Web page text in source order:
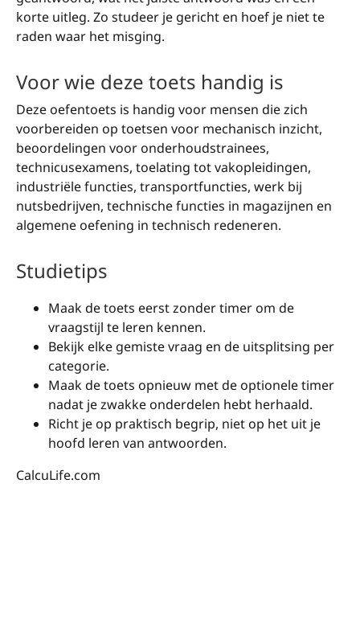
korte uitleg. Zo studeer je gericht en hoef je niet te
raden waar het misging.
Voor wie deze toets handig is
Deze oefentoets is handig voor mensen die zich
voorbereiden op toetsen voor mechanisch inzicht,
beoordelingen voor onderhoudstrainees,
technicusexamens, toelating tot vakopleidingen,
industriële functies, transportfuncties, werk bij
nutsbedrijven, technische functies in magazijnen en
algemene oefening in technisch redeneren.
Studietips
Maak de toets eerst zonder timer om de
vraagstijl te leren kennen.
Bekijk elke gemiste vraag en de uitsplitsing per
categorie.
Maak de toets opnieuw met de optionele timer
nadat je zwakke onderdelen hebt herhaald.
Richt je op praktisch begrip, niet op het uit je
hoofd leren van antwoorden.
CalcuLife.com